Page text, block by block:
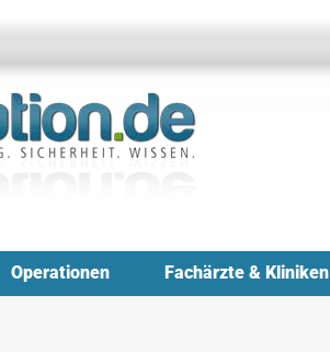
Operationen Fachärzte & Kliniken